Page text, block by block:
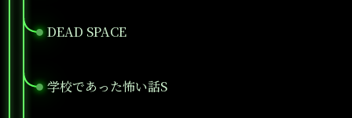
DEAD SPACE
●
学校であった怖い話S
●